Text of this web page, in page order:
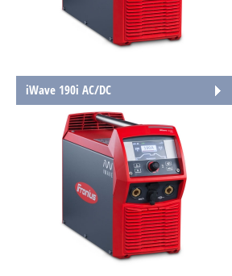
iWave 190i AC/DC